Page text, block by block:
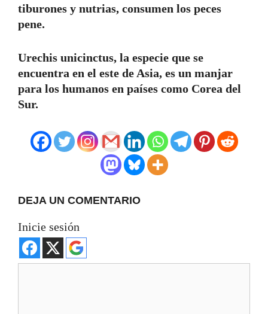
tiburones y nutrias, consumen los peces
pene.
Urechis unicinctus, la especie que se
encuentra en el este de Asia, es un manjar
para los humanos en países como Corea del
Sur.
DEJA UN COMENTARIO
Inicie sesión